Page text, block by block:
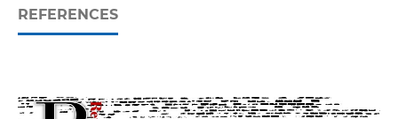
REFERENCES